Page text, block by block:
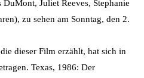
Juliet Reeves, Stephanie
zu sehen am Sonntag, den 2.
dieser Film erzählt, hat sich in
Texas, 1986: Der